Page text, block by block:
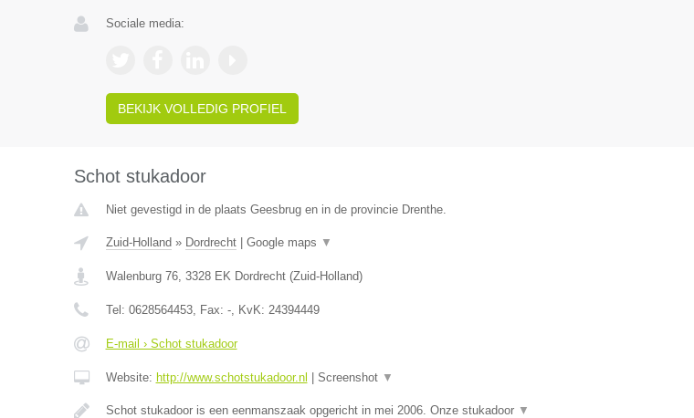
Sociale media:
BEKIJK VOLLEDIG PROFIEL
Schot stukadoor
Niet gevestigd in de plaats Geesbrug en in de provincie Drenthe.
Zuid-Holland » Dordrecht| Google maps ▼
Walenburg 76, 3328 EK Dordrecht(Zuid-Holland)
Tel: 0628564453, Fax: -, KvK: 24394449
E-mail › Schot stukadoor
Website: http://www.schotstukadoor.nl Screenshot ▼
Schot stukadoor is een eenmanszaak opgericht in mei 2006. Onze stukadoor ▼